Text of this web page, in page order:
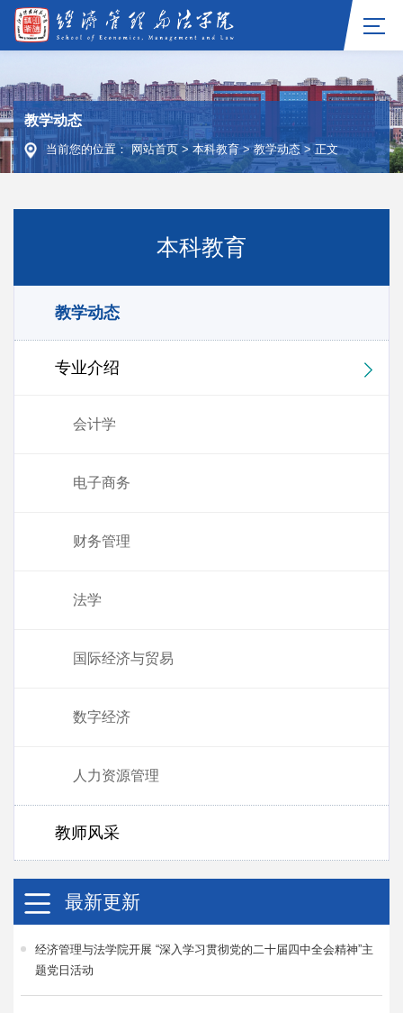
教学动态
当前您的位置：网站首页 > 本科教育>教学动态 >正文
本科教育
教学动态
专业介绍
会计学
电子商务
财务管理
法学
国际经济与贸易
数字经济
人力资源管理
教师风采
最新更新
经济管理与法学院开展 “深入学习贯彻党的二十届四中全会精神”主
题党日活动